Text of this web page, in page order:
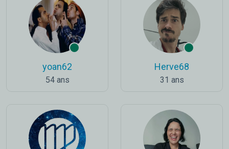
yoan62
54 ans
Herve68
31 ans